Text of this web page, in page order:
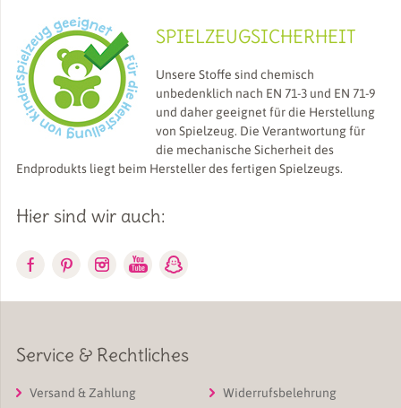
SPIELZEUGSICHERHEIT
Unsere Stoffe sind chemisch
unbedenklich nach EN 71-3 und EN 71-9
und daher geeignet für die Herstellung
von Spielzeug. Die Verantwortung für
die mechanische Sicherheit des
Endprodukts liegt beim Hersteller des fertigen Spielzeugs.
Hier sind wir auch:
Service & Rechtliches
Versand & Zahlung
Widerrufsbelehrung